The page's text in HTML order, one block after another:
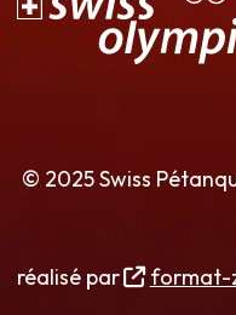
© 2025 Swiss
réalisé par format-